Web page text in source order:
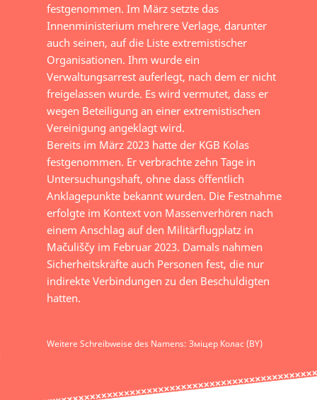
festgenommen. Im März setzte das
Innenministerium mehrere Verlage, darunter
auch seinen, auf die Liste extremistischer
Organisationen. Ihm wurde ein
Verwaltungsarrest auferlegt, nach dem er nicht
freigelassen wurde. Es wird vermutet, dass er
wegen Beteiligung an einer extremistischen
Vereinigung angeklagt wird.
Bereits im März 2023 hatte der KGB Kolas
festgenommen. Er verbrachte zehn Tage in
Untersuchungshaft, ohne dass öffentlich
Anklagepunkte bekannt wurden. Die Festnahme
erfolgte im Kontext von Massenverhören nach
einem Anschlag auf den Militärflugplatz in
Mačuliščy im Februar 2023. Damals nahmen
Sicherheitskräfte auch Personen fest, die nur
indirekte Verbindungen zu den Beschuldigten
hatten.
Weitere Schreibweise des Namens: Зміцер Колас (BY)